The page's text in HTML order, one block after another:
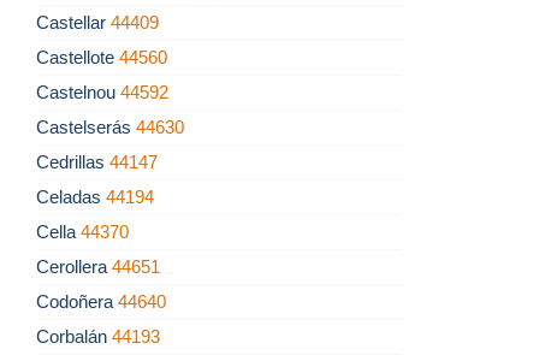
Castellar 44409
Castellote 44560
Castelnou 44592
Castelserás 44630
Cedrillas 44147
Celadas 44194
Cella 44370
Cerollera 44651
Codoñera 44640
Corbalán 44193